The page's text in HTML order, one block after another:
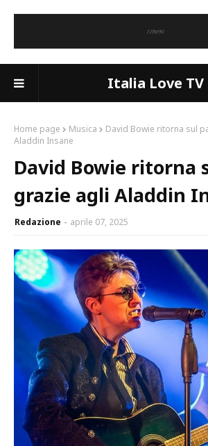
Italia Love TV
Home page Musica
David Bowie ritorna sul
Aladdin Insane
David Bowie ritorna
grazie agli Aladdin
Redazione aprile 07, 2025